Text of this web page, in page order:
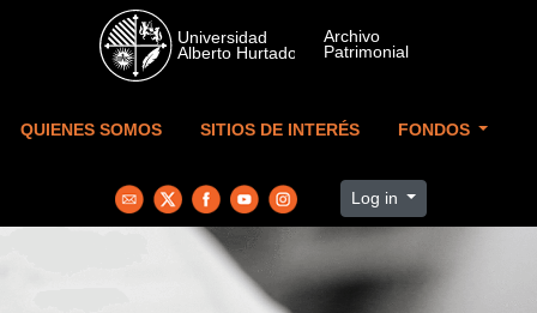
Skip to main content
QUIENES SOMOS SITIOS DE INTERÉS FONDOS
Log in